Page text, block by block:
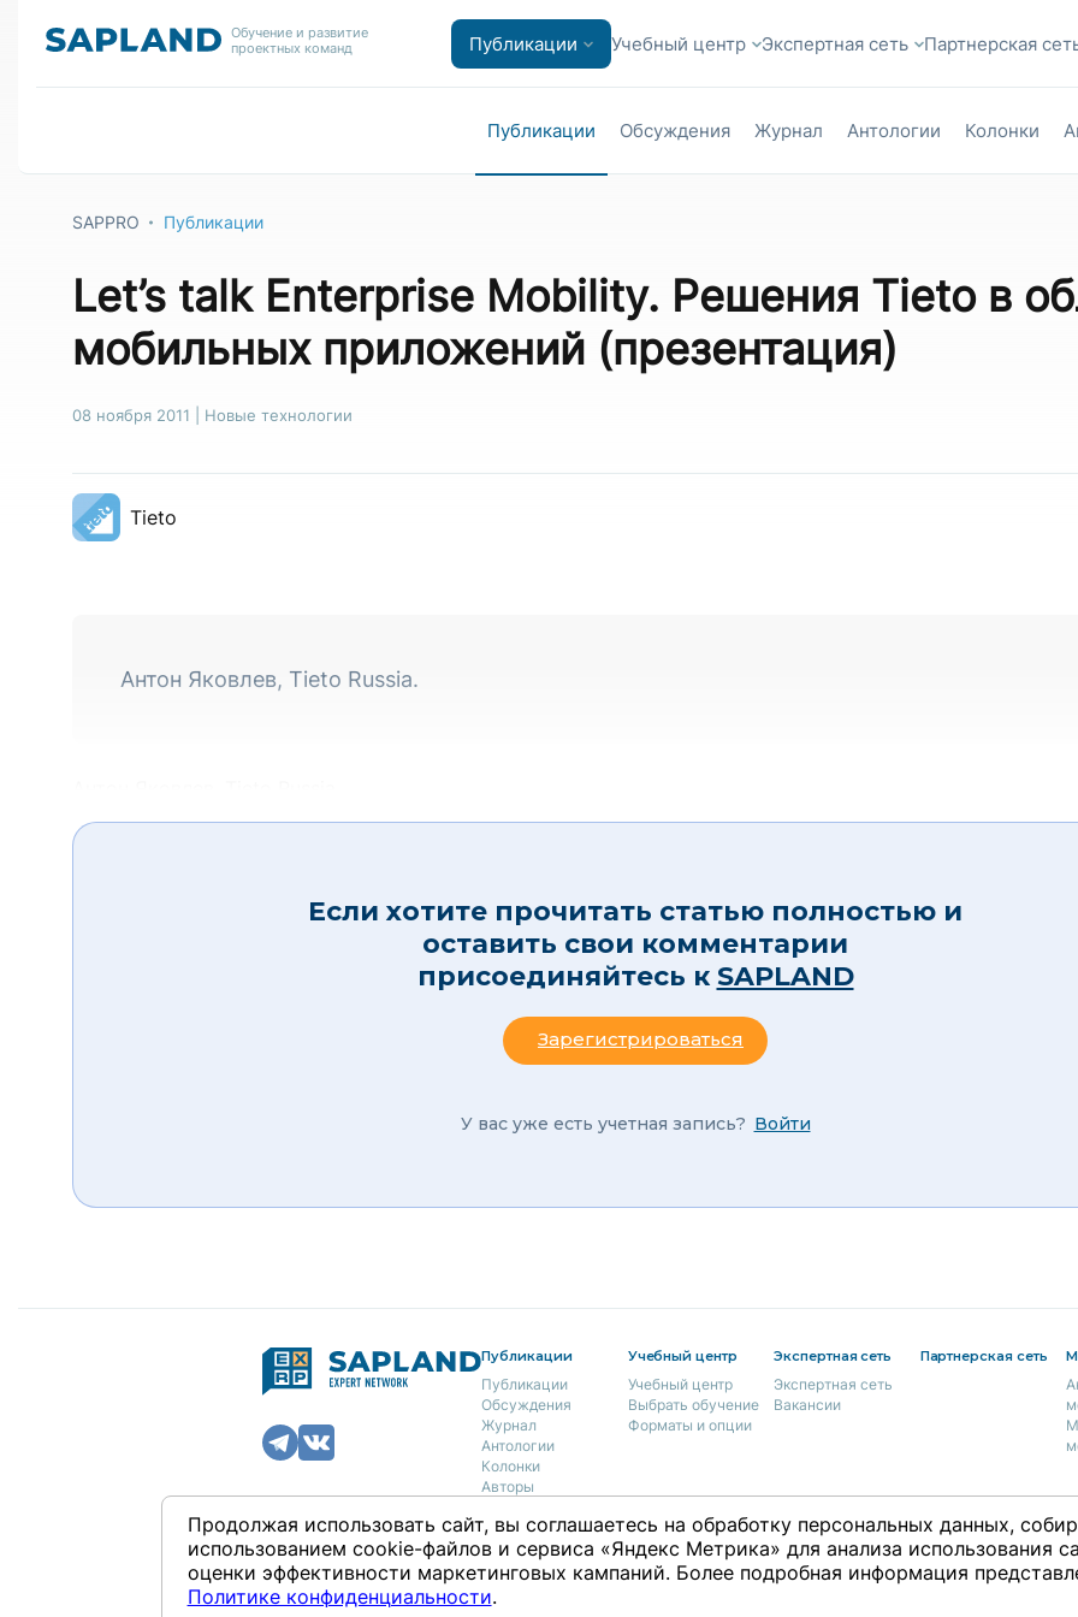
Обучение и развитие
проектных команд
Публикации Учебный центр Экспертная сеть Партнерская
Публикации Обсуждения Журнал Антологии Колонки
SAPPRO Публикации
Let’s talk Enterprise Mobility. Решения Tieto в
мобильных приложений (презентация)
08 ноября 2011 Новые технологии
Tieto
Антон Яковлев, Tieto Russia.
Если хотите прочитать статью полностью и
оставить свои комментарии
присоединяйтесь к SAPLAND
Зарегистрироваться
У вас уже есть учетная запись? Войти
Публикации
Публикации
Обсуждения
Журнал
Антологии
Колонки
Авторы
Учебный центр
Учебный центр
Выбрать обучение
Форматы и опции
Экспертная сеть
Экспертная сеть
Вакансии
Партнерская сеть
О нас
Концепция
Политики
Контакты
Продолжая использовать сайт, вы соглашаетесь на обработку персональных данных,
использованием cookie-файлов и сервиса «Яндекс Метрика» для анализа использования
оценки эффективности маркетинговых кампаний. Более подробная информация
Политике конфиденциальности.